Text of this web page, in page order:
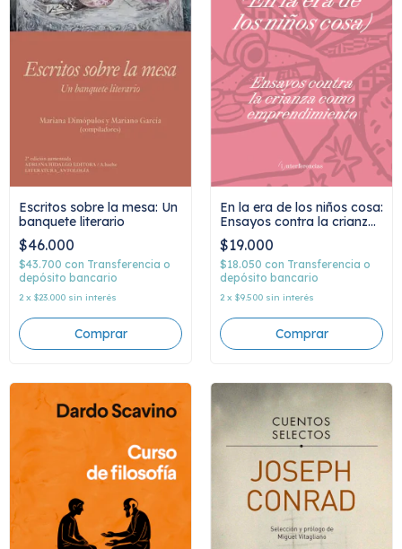
Escritos sobre la mesa: Un
banquete literario
$46.000
$43.700 con Transferencia o
depósito bancario
2 x $23.000 sin interés
En la era de los niños cosa:
Ensayos contra la crianza
como emprendimiento,
Santiago Gerchunoff
$19.000
$18.050 con Transferencia o
depósito bancario
2 x $9.500 sin interés